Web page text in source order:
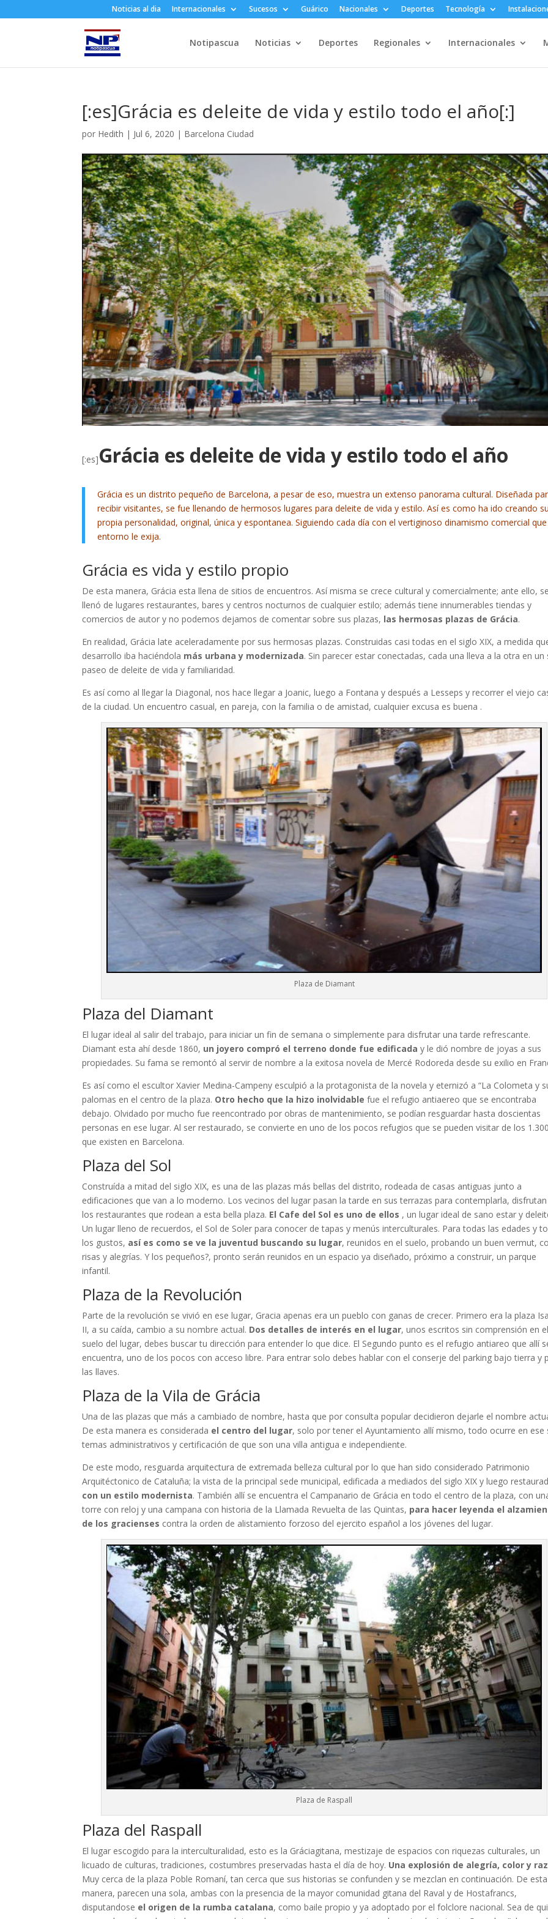
Noticias al dia Internacionales Sucesos Guárico Nacionales Deportes Tecnología
Notipascua Noticias Deportes Regionales Internacionales
[:es]Grácia es deleite de vida y estilo todo el año[:]
por Hedith | Jul 6, 2020 | Barcelona Ciudad
[:es]Grácia es deleite de vida y estilo todo el año
Grácia es un distrito pequeño de Barcelona, a pesar de eso, muestra un extenso panorama cultural. Diseñada
recibir visitantes, se fue llenando de hermosos lugares para deleite de vida y estilo. Así es como ha ido creando su
propia personalidad, original, única y espontanea. Siguiendo cada día con el vertiginoso dinamismo comercial que
entorno le exija.
Grácia es vida y estilo propio
De esta manera, Grácia esta llena de sitios de encuentros. Así misma se crece cultural y comercialmente; ante ello, se
llenó de lugares restaurantes, bares y centros nocturnos de cualquier estilo; además tiene innumerables tiendas y
comercios de autor y no podemos dejamos de comentar sobre sus plazas, las hermosas plazas de Grácia.
En realidad, Grácia late aceleradamente por sus hermosas plazas. Construidas casi todas en el siglo XIX, a medida
desarrollo iba haciéndola más urbana y modernizada. Sin parecer estar conectadas, cada una lleva a la otra en un
paseo de deleite de vida y familiaridad.
Es así como al llegar la Diagonal, nos hace llegar a Joanic, luego a Fontana y después a Lesseps y recorrer el viejo
de la ciudad. Un encuentro casual, en pareja, con la familia o de amistad, cualquier excusa es buena .
Plaza de Diamant
Plaza del Diamant
El lugar ideal al salir del trabajo, para iniciar un fin de semana o simplemente para disfrutar una tarde refrescante.
Diamant esta ahí desde 1860, un joyero compró el terreno donde fue edificada y le dió nombre de joyas a sus
propiedades. Su fama se remontó al servir de nombre a la exitosa novela de Mercé Rodoreda desde su exilio en
Es así como el escultor Xavier Medina-Campeny esculpió a la protagonista de la novela y eternizó a “La Colometa y
palomas en el centro de la plaza. Otro hecho que la hizo inolvidable fue el refugio antiaereo que se encontraba
debajo. Olvidado por mucho fue reencontrado por obras de mantenimiento, se podían resguardar hasta doscientas
personas en ese lugar. Al ser restaurado, se convierte en uno de los pocos refugios que se pueden visitar de los 1.300
que existen en Barcelona.
Plaza del Sol
Construída a mitad del siglo XIX, es una de las plazas más bellas del distrito, rodeada de casas antiguas junto a
edificaciones que van a lo moderno. Los vecinos del lugar pasan la tarde en sus terrazas para contemplarla,
los restaurantes que rodean a esta bella plaza. El Cafe del Sol es uno de ellos , un lugar ideal de sano estar y
Un lugar lleno de recuerdos, el Sol de Soler para conocer de tapas y menús interculturales. Para todas las edades y
los gustos, así es como se ve la juventud buscando su lugar, reunidos en el suelo, probando un buen vermut,
risas y alegrías. Y los pequeños?, pronto serán reunidos en un espacio ya diseñado, próximo a construir, un parque
infantil.
Plaza de la Revolución
Parte de la revolución se vivió en ese lugar, Gracia apenas era un pueblo con ganas de crecer. Primero era la plaza
II, a su caída, cambio a su nombre actual. Dos detalles de interés en el lugar, unos escritos sin comprensión en el
suelo del lugar, debes buscar tu dirección para entender lo que dice. El Segundo punto es el refugio antiareo que allí
encuentra, uno de los pocos con acceso libre. Para entrar solo debes hablar con el conserje del parking bajo tierra y
las llaves.
Plaza de la Vila de Grácia
Una de las plazas que más a cambiado de nombre, hasta que por consulta popular decidieron dejarle el nombre
De esta manera es considerada el centro del lugar, solo por tener el Ayuntamiento allí mismo, todo ocurre en ese
temas administrativos y certificación de que son una villa antigua e independiente.
De este modo, resguarda arquitectura de extremada belleza cultural por lo que han sido considerado Patrimonio
Arquitéctonico de Cataluña; la vista de la principal sede municipal, edificada a mediados del siglo XIX y luego
con un estilo modernista. También allí se encuentra el Campanario de Grácia en todo el centro de la plaza, con
torre con reloj y una campana con historia de la Llamada Revuelta de las Quintas, para hacer leyenda el
de los gracienses contra la orden de alistamiento forzoso del ejercito español a los jóvenes del lugar.
Plaza de Raspall
Plaza del Raspall
El lugar escogido para la interculturalidad, esto es la Gráciagitana, mestizaje de espacios con riquezas culturales, un
licuado de culturas, tradiciones, costumbres preservadas hasta el día de hoy. Una explosión de alegría, color y
Muy cerca de la plaza Poble Romaní, tan cerca que sus historias se confunden y se mezclan en continuación. De esta
manera, parecen una sola, ambas con la presencia de la mayor comunidad gitana del Raval y de Hostafrancs,
disputandose el origen de la rumba catalana, como baile propio y ya adoptado por el folclore nacional. Sea de